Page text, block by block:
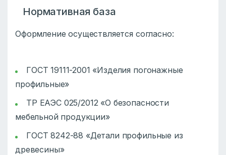
Нормативная база
Оформление осуществляется согласно:
ГОСТ 19111-2001 «Изделия погонажные
профильные»
ТР ЕАЭС 025/2012 «О безопасности
мебельной продукции»
ГОСТ 8242-88 «Детали профильные из
древесины»